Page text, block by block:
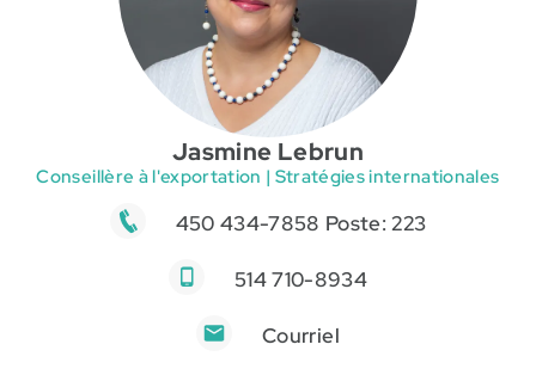
Jasmine Lebrun
Conseillère à l'exportation | Stratégies internationales
450 434-7858 Poste: 223
514 710-8934
Courriel